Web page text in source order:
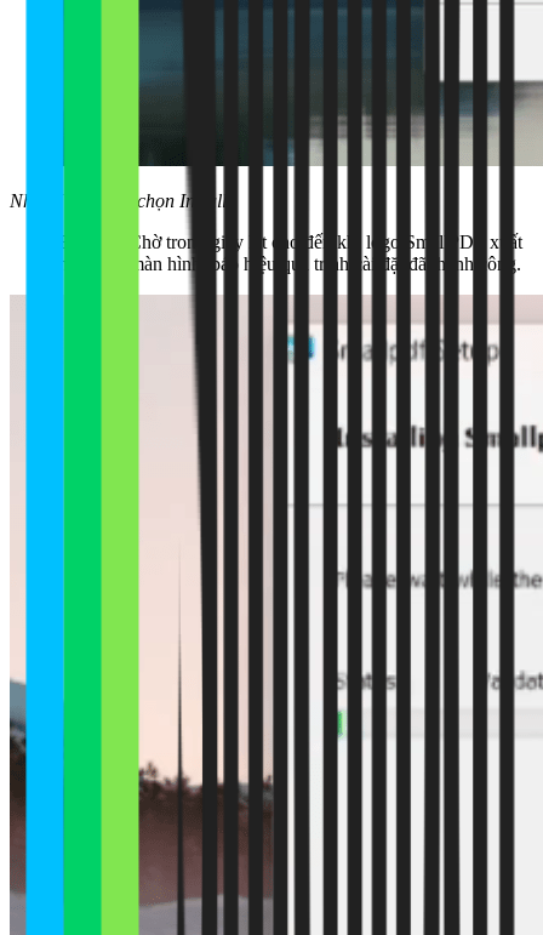
Nhấn I accept... chọn Install
Bước 4:
Chờ trong giây lát cho đến khi logo SmallPDF xuất
hiện trên màn hình, báo hiệu quá trình cài đặt đã thành công.